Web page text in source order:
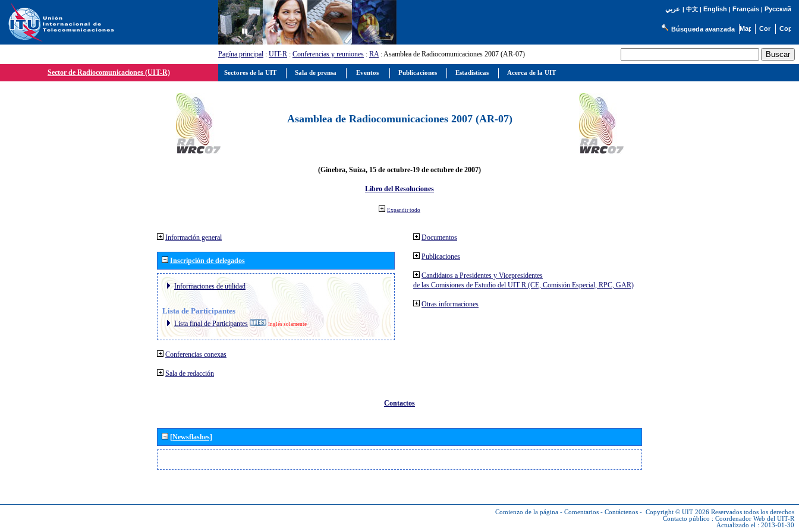
عربي | 中文| English | Français| Русский
Búsqueda avanzada
Pagína principal : UIT-R : Conferencias y reuniones : RA: Asamblea de Radiocomunicaciones 2007 (AR-07)
Sector de Radiocomunicaciones (UIT-R)
Asamblea de Radiocomunicaciones 2007 (AR-07)
(Ginebra, Suiza, 15 de octubre-19 de octubre de 2007)
Libro del Resoluciones
Expandir todo
Información general
Inscripción de delegados
Informaciones de utilidad
Lista de Participantes
Lista final de Participantes Inglés solamente
Conferencias conexas
Sala de redacción
Documentos
Publicaciones
Candidatos a Presidentes y Vicepresidentes
de las Comisiones de Estudio del UIT R (CE, Comisión Especial, RPC, GAR)
Otras informaciones
Contactos
[Newsflashes]
Comienzo de la página - Comentarios - Contáctenos - Copyright © UIT 2026 Reservados todos los derechos
Contacto público : Coordenador Web del UIT-R
Actualizado el : 2013-01-30
Sectores de la UIT Sala de prensa Eventos Publicaciones Estadísticas Acerca de la UIT